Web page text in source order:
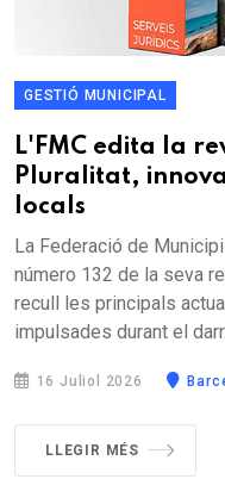
GESTIÓ MUNICIPAL
L'FMC edita la
Pluralitat,
locals
La Federació de
número 132 de la seva
recull les principals
impulsades durant el
16 Juliol 2026
LLEGIR MÉS